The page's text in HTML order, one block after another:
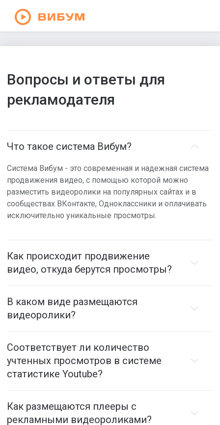
Вибум
Вопросы и ответы для
рекламодателя
Что такое система Вибум?
Система Вибум - это современная и надежная система
продвижения видео, с помощью которой можно
разместить видеоролики на популярных сайтах и в
сообществах ВКонтакте, Одноклассники и оплачивать
исключительно уникальные просмотры.
Как происходит продвижение
видео, откуда берутся просмотры?
В каком виде размещаются
видеоролики?
Соответствует ли количество
учтенных просмотров в системе
статистике Youtube?
Как размещаются плееры с
рекламными видеороликами?